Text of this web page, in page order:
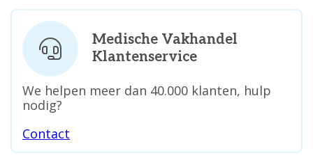
Medische Vakhandel
Klantenservice
We helpen meer dan 40.000 klanten, hulp
nodig?
Contact